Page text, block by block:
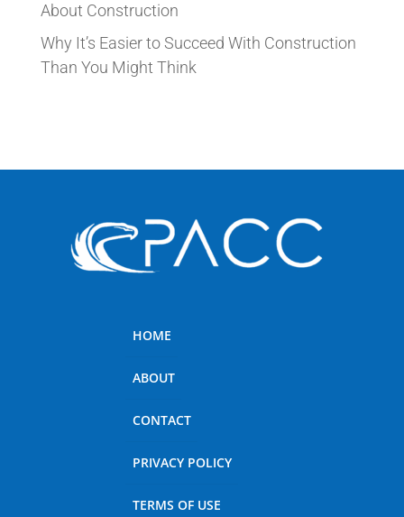
About Construction
Why It’s Easier to Succeed With Construction
Than You Might Think
HOME
ABOUT
CONTACT
PRIVACY POLICY
TERMS OF USE